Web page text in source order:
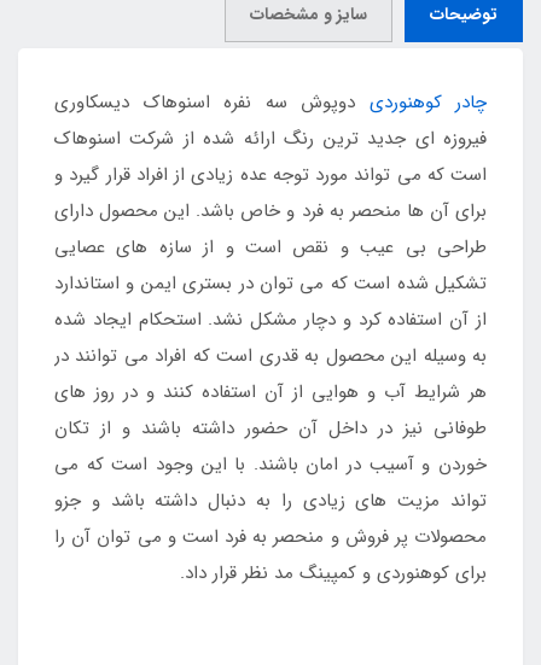
توضیحات سایز و مشخصات
چادر کوهنوردی دوپوش سه نفره اسنوهاک دیسکاوری
فیروزه ای جدید ترین رنگ ارائه شده از شرکت اسنوهاک
است که می تواند مورد توجه عده زیادی از افراد قرار گیرد و
برای آن ها منحصر به فرد و خاص باشد. این محصول دارای
طراحی بی عیب و نقص است و از سازه های عصایی
تشکیل شده است که می توان در بستری ایمن و استاندارد
از آن استفاده کرد و دچار مشکل نشد. استحکام ایجاد شده
به وسیله این محصول به قدری است که افراد می توانند در
هر شرایط آب و هوایی از آن استفاده کنند و در روز های
طوفانی نیز در داخل آن حضور داشته باشند و از تکان
خوردن و آسیب در امان باشند. با این وجود است که می
تواند مزیت های زیادی را به دنبال داشته باشد و جزو
محصولات پر فروش و منحصر به فرد است و می توان آن را
برای کوهنوردی و کمپینگ مد نظر قرار داد.